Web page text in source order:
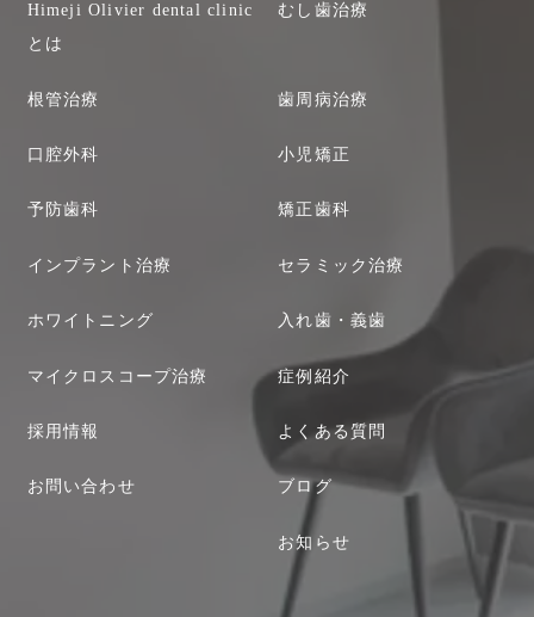
Himeji Olivier dental clinic
とは
むし歯治療
根管治療 歯周病治療
口腔外科 小児矯正
予防歯科 矯正歯科
インプラント治療 セラミック治療
ホワイトニング 入れ歯・義歯
マイクロスコープ治療 症例紹介
採用情報 よくある質問
お問い合わせ ブログ
お知らせ